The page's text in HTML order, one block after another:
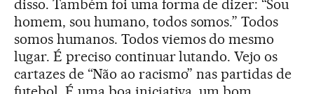
disso. Também foi uma forma de dizer: “Sou
homem, sou humano, todos somos.” Todos
somos humanos. Todos viemos do mesmo
lugar. É preciso continuar lutando. Vejo os
cartazes de “Não ao racismo” nas partidas de